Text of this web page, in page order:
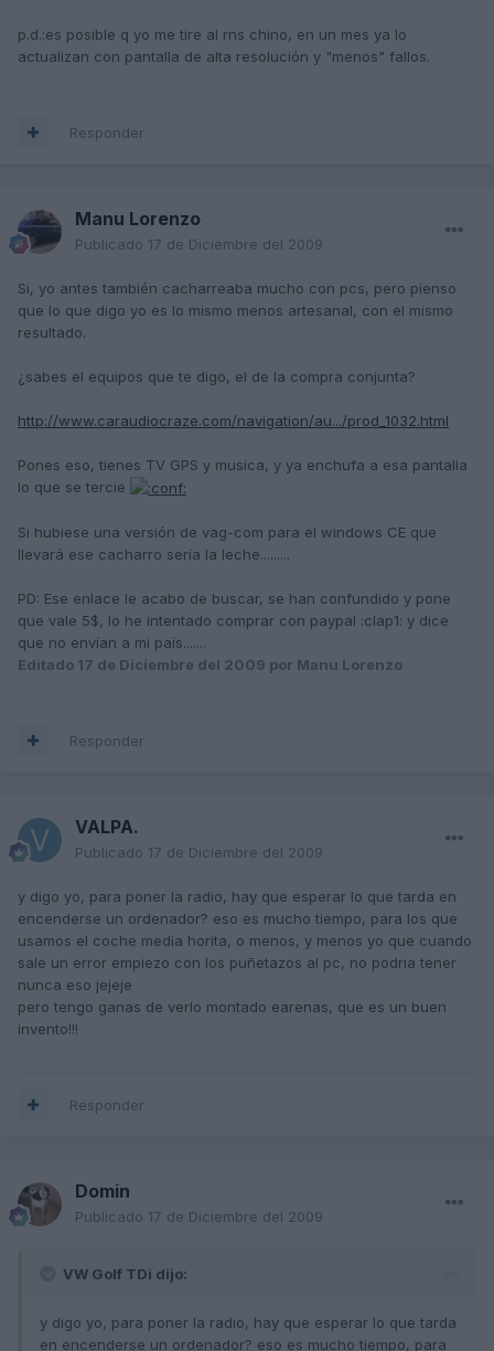
p.d.:es posible q yo me tire al rns chino, en un mes ya lo
actualizan con pantalla de alta resolución y "menos" fallos.
Responder
Manu Lorenzo
Publicado 17 de Diciembre del 2009
Si, yo antes también cacharreaba mucho con pcs, pero pienso
que lo que digo yo es lo mismo menos artesanal, con el mismo
resultado.
¿sabes el equipos que te digo, el de la compra conjunta?
http://www.caraudiocraze.com/navigation/au.../prod_1032.html
Pones eso, tienes TV GPS y musica, y ya enchufa a esa pantalla
lo que se tercie
Si hubiese una versión de vag-com para el windows CE que
llevará ese cacharro sería la leche.........
PD: Ese enlace le acabo de buscar, se han confundido y pone
que vale 5$, lo he intentado comprar con paypal :clap1: y dice
que no envían a mi país.......
Editado 17 de Diciembre del 2009 por Manu Lorenzo
Responder
VALPA.
Publicado 17 de Diciembre del 2009
y digo yo, para poner la radio, hay que esperar lo que tarda en
encenderse un ordenador? eso es mucho tiempo, para los que
usamos el coche media horita, o menos, y menos yo que cuando
sale un error empiezo con los puñetazos al pc, no podria tener
nunca eso jejeje
pero tengo ganas de verlo montado earenas, que es un buen
invento!!!
Responder
Domin
Publicado 17 de Diciembre del 2009
VW Golf TDi dijo:
y digo yo, para poner la radio, hay que esperar lo que tarda
en encenderse un ordenador? eso es mucho tiempo, para